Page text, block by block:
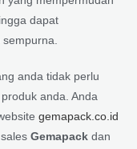
dapat
anda tidak perlu
anda. Anda
gemapack.co.id
Gemapack dan